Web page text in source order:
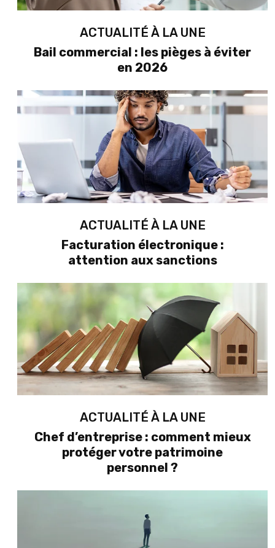
ACTUALITÉ À LA UNE
Bail commercial : les pièges à éviter
en 2026
ACTUALITÉ À LA UNE
Facturation électronique :
attention aux sanctions
ACTUALITÉ À LA UNE
Chef d’entreprise : comment mieux
protéger votre patrimoine
personnel ?